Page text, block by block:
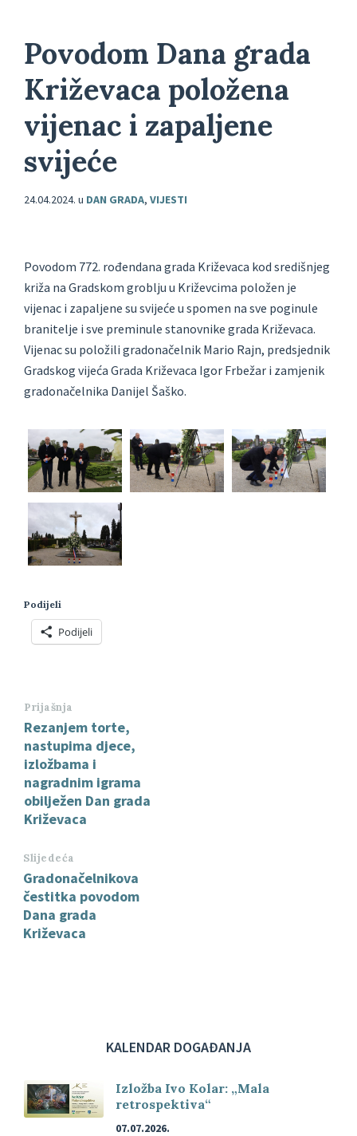
Povodom Dana grada
Križevaca položena
vijenac i zapaljene
svijeće
24.04.2024. u DAN GRADA, VIJESTI
Povodom 772. rođendana grada Križevaca kod središnjeg
križa na Gradskom groblju u Križevcima položen je
vijenac i zapaljene su svijeće u spomen na sve poginule
branitelje i sve preminule stanovnike grada Križevaca.
Vijenac su položili gradonačelnik Mario Rajn, predsjednik
Gradskog vijeća Grada Križevaca Igor Frbežar i zamjenik
gradonačelnika Danijel Šaško.
Podijeli
Podijeli
Prijašnja
Rezanjem torte,
nastupima djece,
izložbama i
nagradnim igrama
obilježen Dan grada
Križevaca
Slijedeća
Gradonačelnikova
čestitka povodom
Dana grada
Križevaca
KALENDAR DOGAĐANJA
Izložba Ivo Kolar: „Mala
retrospektiva“
07.07.2026.